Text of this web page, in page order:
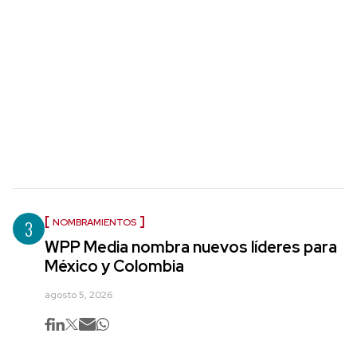
3 NOMBRAMIENTOS
WPP Media nombra nuevos líderes para
México y Colombia
agosto 5, 2026